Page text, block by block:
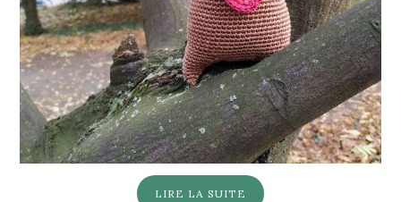
LIRE LA SUITE